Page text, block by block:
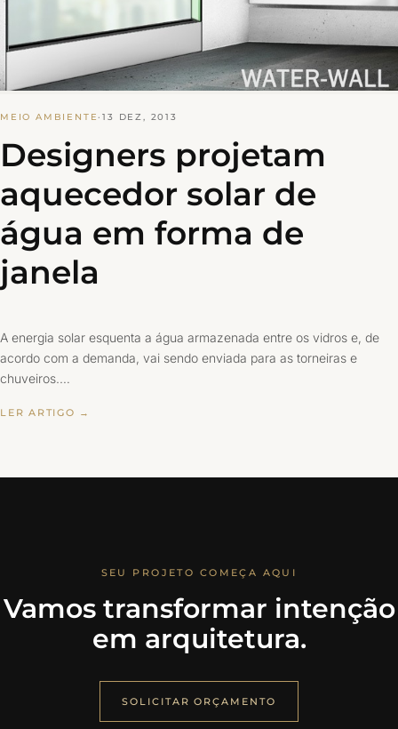
MEIO AMBIENTE·13 DEZ, 2013
Designers projetam
aquecedor solar de
água em forma de
janela
A energia solar esquenta a água armazenada entre os vidros e, de
acordo com a demanda, vai sendo enviada para as torneiras e
chuveiros.…
LER ARTIGO →
SEU PROJETO COMEÇA AQUI
Vamos transformar intenção
em arquitetura.
SOLICITAR ORÇAMENTO